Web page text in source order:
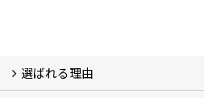
選ばれる理由